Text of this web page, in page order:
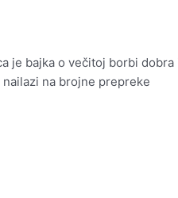
je bajka o večitoj borbi
na brojne prepreke